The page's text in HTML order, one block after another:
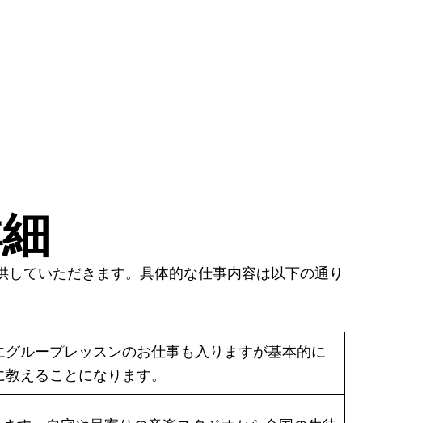
ていただきます。具体的な仕事内容は以下の通り
ループレッスンのお仕事も入りますが基本的に
えることになります。